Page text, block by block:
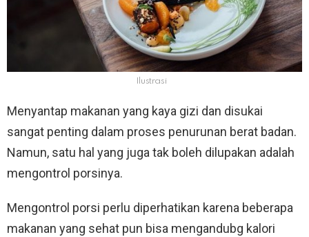
Ilustrasi
Menyantap makanan yang kaya gizi dan disukai
sangat penting dalam proses penurunan berat badan.
Namun, satu hal yang juga tak boleh dilupakan adalah
mengontrol porsinya.
Mengontrol porsi perlu diperhatikan karena beberapa
makanan yang sehat pun bisa mengandubg kalori